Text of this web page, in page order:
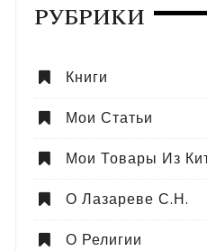
РУБРИКИ
Книги
Мои Статьи
Мои Товары Из
О Лазареве С.Н.
О Религии